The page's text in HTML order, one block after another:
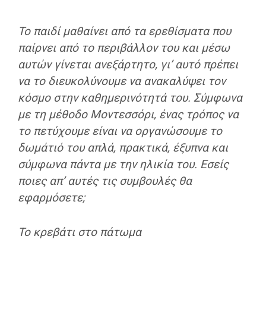
Το παιδί μαθαίνει από τα ερεθίσματα που
παίρνει από το περιβάλλον του και μέσω
αυτών γίνεται ανεξάρτητο, γι’ αυτό πρέπει
να το διευκολύνουμε να ανακαλύψει τον
κόσμο στην καθημερινότητά του. Σύμφωνα
με τη μέθοδο Μοντεσσόρι, ένας τρόπος να
το πετύχουμε είναι να οργανώσουμε το
δωμάτιό του απλά, πρακτικά, έξυπνα και
σύμφωνα πάντα με την ηλικία του. Εσείς
ποιες απ’ αυτές τις συμβουλές θα
εφαρμόσετε;
Το κρεβάτι στο πάτωμα